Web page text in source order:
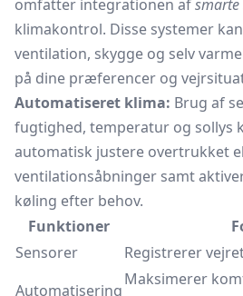
omfatter integrationen afsmarte
klimakontrol. Disse systemer
ventilation, skygge og selv
på dine præferencer og
Automatiseret klima: Brug af
fugtighed, temperatur og sollys
automatisk justere overtrukket
ventilationsåbninger samt
køling efter behov.
Funktioner
Sensorer
Registrerer
Automatisering
Maksimerer